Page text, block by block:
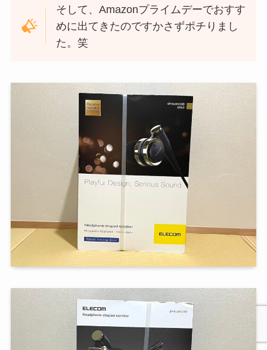
そして、Amazonプライムデーでおすす
めに出てきたのですかさずポチりまし
た。笑